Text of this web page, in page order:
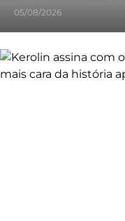
05/08/2026